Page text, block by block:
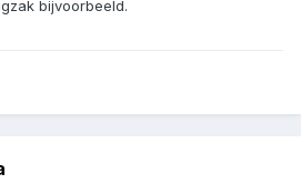
bijvoorbeeld.